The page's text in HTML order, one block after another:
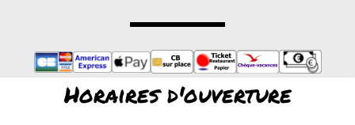
Horaires d'ouverture